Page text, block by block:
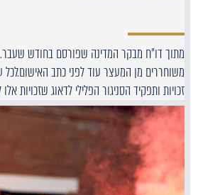
מתוך דו"ח מבקר המדינה שפורסם בחודש
משוחררים מן המעצר עוד לפני כתב האישום.לכל
זכויות ותפקיד הסניגור הפלילי לדאוג שזכויות